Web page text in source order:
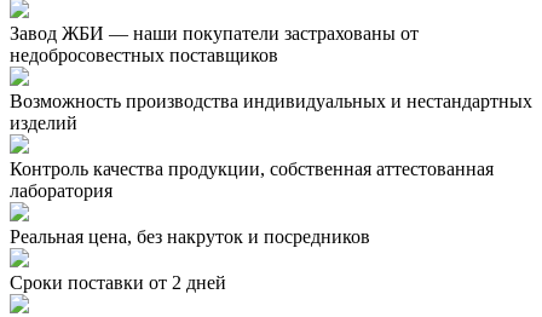
Завод ЖБИ — наши покупатели застрахованы от
недобросовестных поставщиков
Возможность производства индивидуальных и нестандартных
изделий
Контроль качества продукции, собственная аттестованная
лаборатория
Реальная цена, без накруток и посредников
Сроки поставки от 2 дней